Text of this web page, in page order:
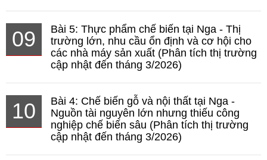
09
Bài 5: Thực phẩm chế biến tại Nga - Thị
trường lớn, nhu cầu ổn định và cơ hội cho
các nhà máy sản xuất (Phân tích thị trường
cập nhật đến tháng 3/2026)
10
Bài 4: Chế biến gỗ và nội thất tại Nga -
Nguồn tài nguyên lớn nhưng thiếu công
nghiệp chế biến sâu (Phân tích thị trường
cập nhật đến tháng 3/2026)